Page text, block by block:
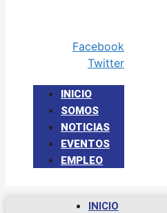
Facebook
Twitter
INICIO
SOMOS
NOTICIAS
EVENTOS
EMPLEO
INICIO